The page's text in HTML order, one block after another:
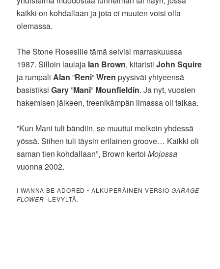
kaikki on kohdallaan ja jota ei muuten voisi olla
olemassa.
The Stone Rosesille tämä selvisi marraskuussa
1987. Silloin laulaja Ian Brown, kitaristiJohn Squire
ja rumpali Alan ”Reni”Wren pyysivät yhtyeensä
basistiksiGary”Mani” Mounfieldin. Ja nyt, vuosien
hakemisen jälkeen, treenikämpän ilmassa oli taikaa.
”Kun Mani tuli bändiin, se muuttui melkein yhdessä
yössä. Siihen tuli täysin erilainen groove… Kaikki oli
saman tien kohdallaan”, Brown kertoiMojossa
vuonna 2002.
I WANNA BE ADORED • ALKUPERÄINEN VERSIOGARAGE
FLOWER -LEVYLTÄ.